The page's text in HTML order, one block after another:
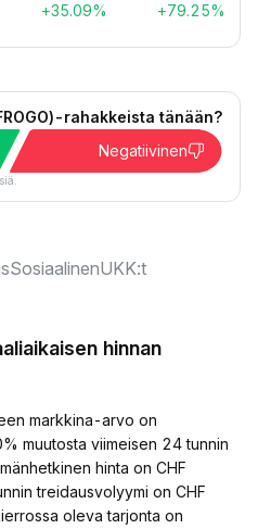
+35.09% +79.25%
rahakkeista tänään?
Negatiivinen
SosiaalinenUKK:t
hinnan
markkina-arvo on
muutosta viimeisen 24 tunnin
hinta on CHF
treidausvolyymi on CHF
oleva tarjonta on